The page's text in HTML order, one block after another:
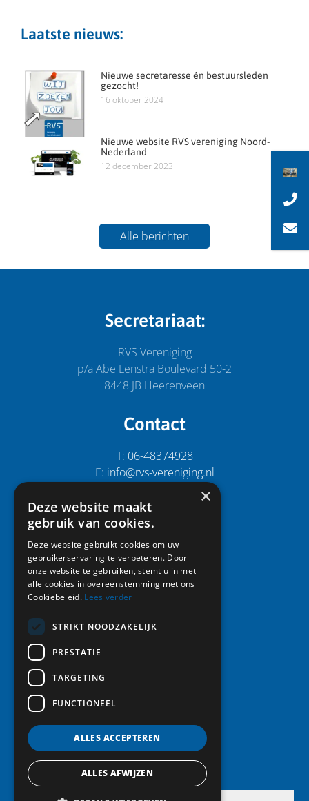
Laatste nieuws:
Nieuwe secretaresse én bestuursleden
gezocht!
16 oktober 2024
Nieuwe website RVS vereniging Noord-
Nederland
12 december 2023
Alle berichten
Secretariaat:
RVS Vereniging
p/a Abe Lenstra Boulevard 50-2
8448 JB Heerenveen
Contact
T: 06-48374928
E: info@rvs-vereniging.nl
Snel naar:
Home
Activiteiten
Leden
Vereniging
Nieuws
×
Deze website maakt
gebruik van cookies.
Deze website gebruikt cookies om uw
gebruikerservaring te verbeteren. Door
onze website te gebruiken, stemt u in met
alle cookies in overeenstemming met ons
Cookiebeleid. Lees verder
STRIKT NOODZAKELIJK
PRESTATIE
TARGETING
FUNCTIONEEL
ALLES ACCEPTEREN
ALLES AFWIJZEN